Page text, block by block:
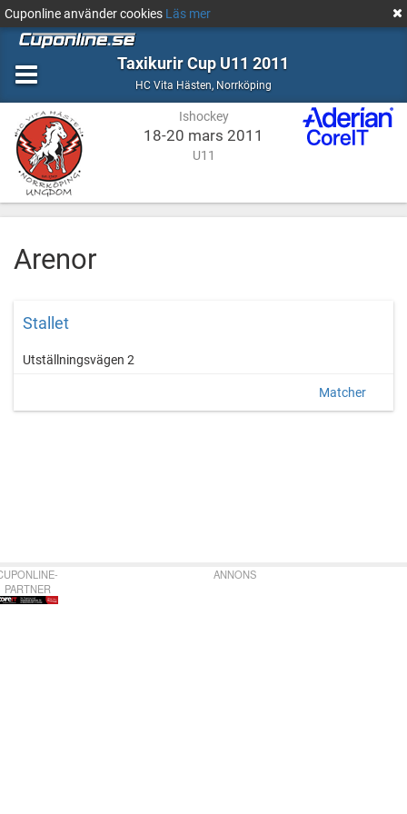
Cuponline använder cookies Läs mer
Taxikurir Cup U11 2011
HC Vita Hästen, Ishockey
NorrköpingNorrköping
Ishockey
18-20 mars 2011
U11
Arenor
Stallet
Utställningsvägen 2
Matcher
PARTNER
ANNONS